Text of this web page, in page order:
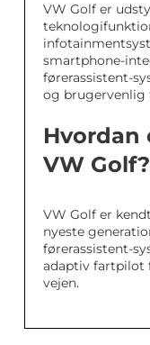
VW Golf er
smartphone-
førerassistent-
og brugervenlig
Hvordan
VW Golf?
VW Golf er
nyeste
førerassistent-
adaptiv fartpilot
vejen.